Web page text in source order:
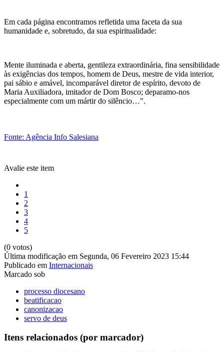
Em cada página encontramos refletida uma faceta da sua
humanidade e, sobretudo, da sua espiritualidade:
Mente iluminada e aberta, gentileza extraordinária, fina sensibilidade
às exigências dos tempos, homem de Deus, mestre de vida interior,
pai sábio e amável, incomparável diretor de espírito, devoto de
Maria Auxiliadora, imitador de Dom Bosco; deparamo-nos
especialmente com um mártir do silêncio…".
Fonte: Agência Info Salesiana
Avalie este item
1
2
3
4
5
(0 votos)
Última modificação em Segunda, 06 Fevereiro 2023 15:44
Publicado em Internacionais
Marcado sob
processo diocesano
beatificacao
canonizacao
servo de deus
Itens relacionados (por marcador)